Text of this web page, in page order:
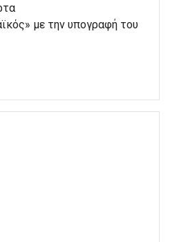
με την υπογραφή του